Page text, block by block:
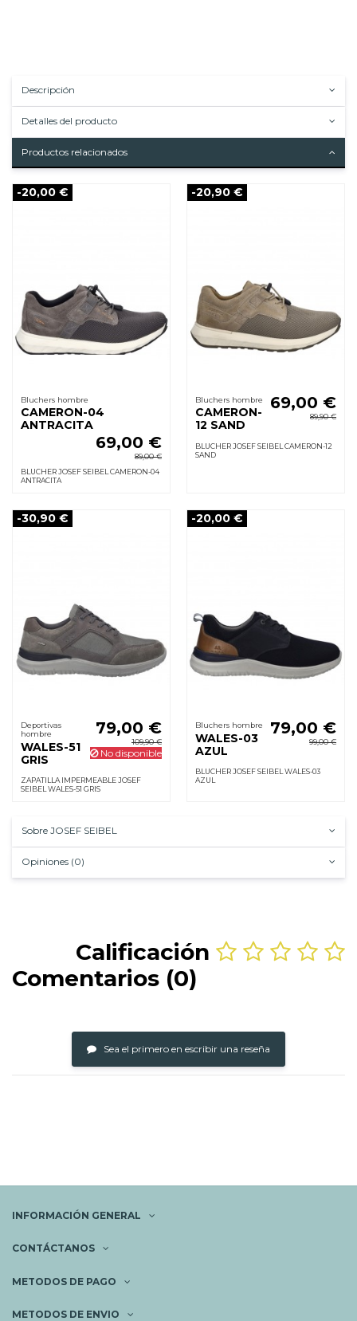
Descripción
Detalles del producto
Productos relacionados
-20,00 €
Bluchers hombre
CAMERON-04
ANTRACITA
69,00 €
89,00 €
BLUCHER JOSEF SEIBEL CAMERON-04
ANTRACITA
-20,90 €
Bluchers hombre
CAMERON-
12 SAND
69,00 €
89,90 €
BLUCHER JOSEF SEIBEL CAMERON-12
SAND
-30,90 €
Deportivas
hombre
WALES-51
GRIS
79,00 €
109,90 €
No disponible
ZAPATILLA IMPERMEABLE JOSEF
SEIBEL WALES-51 GRIS
-20,00 €
Bluchers hombre
WALES-03
AZUL
79,00 €
99,00 €
BLUCHER JOSEF SEIBEL WALES-03
AZUL
Sobre JOSEF SEIBEL
Opiniones (0)
Calificación
Comentarios (0)
Sea el primero en escribir una reseña
INFORMACIÓN GENERAL
CONTÁCTANOS
METODOS DE PAGO
METODOS DE ENVIO